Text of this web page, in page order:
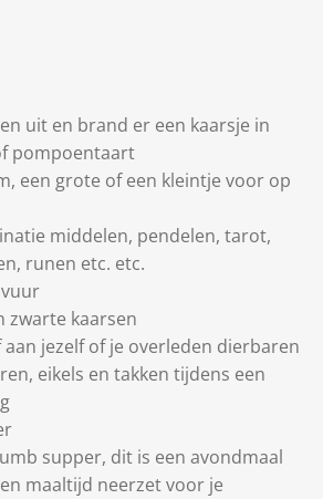
uit en brand er een kaarsje in
pompoentaart
een grote of een kleintje voor op
middelen, pendelen, tarot,
runen etc. etc.
zwarte kaarsen
jezelf of je overleden dierbaren
eikels en takken tijdens een
supper, dit is een avondmaal
maaltijd neerzet voor je